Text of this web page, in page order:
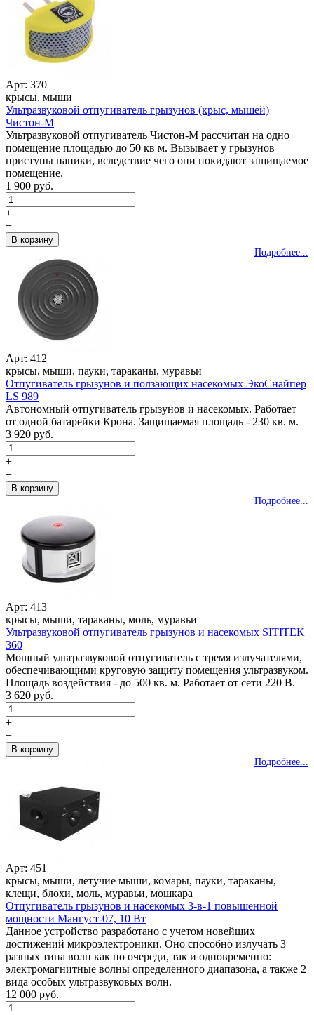
Арт: 370
крысы, мыши
Ультразвуковой отпугиватель грызунов (крыс, мышей)
Чистон-М
Ультразвуковой отпугиватель Чистон-М рассчитан на одно
помещение площадью до 50 кв м. Вызывает у грызунов
приступы паники, вследствие чего они покидают защищаемое
помещение.
1 900 руб.
+
−
Подробнее...
Арт: 412
крысы, мыши, пауки, тараканы, муравьи
Отпугиватель грызунов и ползающих насекомых ЭкоСнайпер
LS 989
Автономный отпугиватель грызунов и насекомых. Работает
от одной батарейки Крона. Защищаемая площадь - 230 кв. м.
3 920 руб.
+
−
Подробнее...
Арт: 413
крысы, мыши, тараканы, моль, муравьи
Ультразвуковой отпугиватель грызунов и насекомых SITITEK
360
Мощный ультразвуковой отпугиватель с тремя излучателями,
обеспечивающими круговую защиту помещения ультразвуком.
Площадь воздействия - до 500 кв. м. Работает от сети 220 В.
3 620 руб.
+
−
Подробнее...
Арт: 451
крысы, мыши, летучие мыши, комары, пауки, тараканы,
клещи, блохи, моль, муравьи, мошкара
Отпугиватель грызунов и насекомых 3-в-1 повышенной
мощности Мангуст-07, 10 Вт
Данное устройство разработано с учетом новейших
достижений микроэлектроники. Оно способно излучать 3
разных типа волн как по очереди, так и одновременно:
электромагнитные волны определенного диапазона, а также 2
вида особых ультразвуковых волн.
12 000 руб.